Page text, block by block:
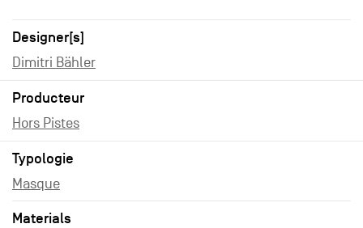
Designer[s]
Dimitri Bähler
Producteur
Hors Pistes
Typologie
Masque
Materials